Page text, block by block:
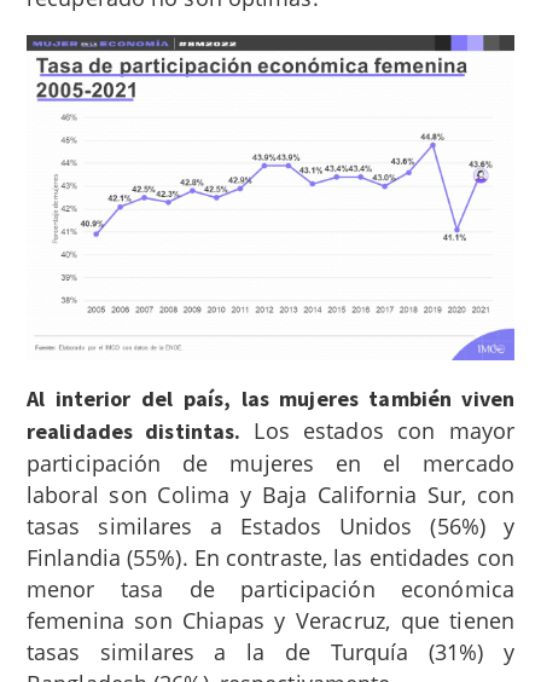
Al interior del país, las mujeres también viven
realidades distintas. Los estados con mayor
participación de mujeres en el mercado
laboral son Colima y Baja California Sur, con
tasas similares a Estados Unidos (56%) y
Finlandia (55%). En contraste, las entidades con
menor tasa de participación económica
femenina son Chiapas y Veracruz, que tienen
tasas similares a la de Turquía (31%) y